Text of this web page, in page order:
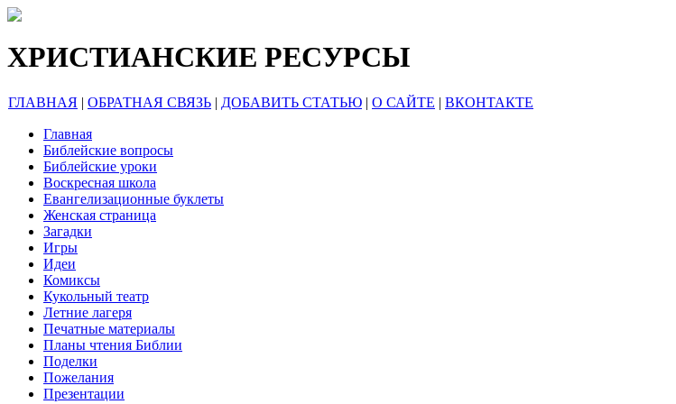
ХРИСТИАНСКИЕ РЕСУРСЫ
ГЛАВНАЯ | ОБРАТНАЯ СВЯЗЬ | ДОБАВИТЬ СТАТЬЮ | О САЙТЕ | ВКОНТАКТЕ
Главная
Библейские вопросы
Библейские уроки
Воскресная школа
Евангелизационные буклеты
Женская страница
Загадки
Игры
Идеи
Комиксы
Кукольный театр
Летние лагеря
Печатные материалы
Планы чтения Библии
Поделки
Пожелания
Презентации